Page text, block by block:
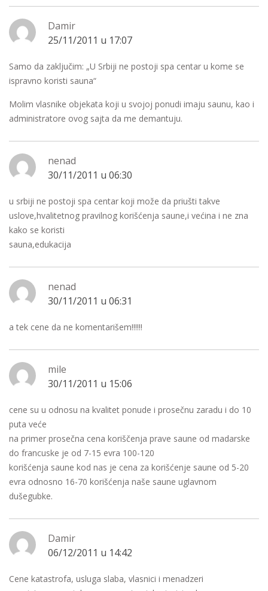
Damir
25/11/2011 u 17:07
Samo da zaključim: „U Srbiji ne postoji spa centar u kome se
ispravno koristi sauna“
Molim vlasnike objekata koji u svojoj ponudi imaju saunu, kao i
administratore ovog sajta da me demantuju.
nenad
30/11/2011 u 06:30
u srbiji ne postoji spa centar koji može da priušti takve
uslove,hvalitetnog pravilnog korišćenja saune,i većina i ne zna
kako se koristi
sauna,edukacija
nenad
30/11/2011 u 06:31
a tek cene da ne komentarišem!!!!!!
mile
30/11/2011 u 15:06
cene su u odnosu na kvalitet ponude i prosečnu zaradu i do 10
puta veće
na primer prosečna cena koriščenja prave saune od madarske
do francuske je od 7-15 evra 100-120
korišćenja saune kod nas je cena za korišćenje saune od 5-20
evra odnosno 16-70 korišćenja naše saune uglavnom
dušegubke.
Damir
06/12/2011 u 14:42
Cene katastrofa, usluga slaba, vlasnici i menadzeri